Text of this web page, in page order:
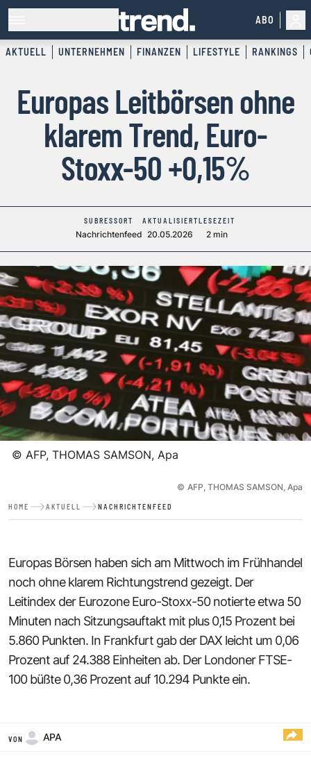
ABO
AKTUELL UNTERNEHMEN FINANZEN LIFESTYLE RANKINGS
Europas Leitbörsen ohne
klarem Trend, Euro-
Stoxx-50 +0,15%
SUBRESSORT
Nachrichtenfeed
AKTUALISIERT
20.05.2026
LESEZEIT
2 min
© AFP, THOMAS SAMSON, Apa
© AFP, THOMAS SAMSON, Apa
HOME AKTUELL NACHRICHTENFEED
Europas Börsen haben sich am Mittwoch im Frühhandel
noch ohne klarem Richtungstrend gezeigt. Der
Leitindex der Eurozone Euro-Stoxx-50 notierte etwa 50
Minuten nach Sitzungsauftakt mit plus 0,15 Prozent bei
5.860 Punkten. In Frankfurt gab der DAX leicht um 0,06
Prozent auf 24.388 Einheiten ab. Der Londoner FTSE-
100 büßte 0,36 Prozent auf 10.294 Punkte ein.
VON APA